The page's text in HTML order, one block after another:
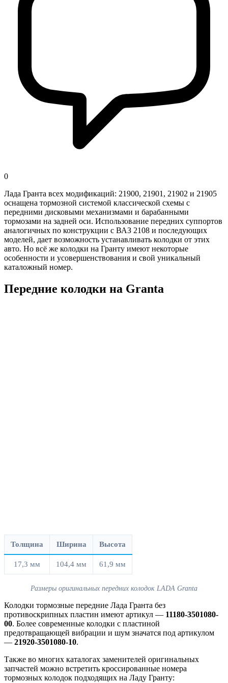
0
Лада Гранта всех модификаций: 21900, 21901, 21902 и 21905
оснащена тормозной системой классической схемы с
передними дисковыми механизмами и барабанными
тормозами на задней оси. Использование передних суппортов
аналогичных по конструкции с ВАЗ 2108 и последующих
моделей, дает возможность устанавливать колодки от этих
авто. Но всё же колодки на Гранту имеют некоторые
особенности и усовершенствования и свой уникальный
каталожный номер.
Передние колодки на Granta
Толщина Ширина Высота
17,3 мм 104,4 мм 61,9 мм
Размеры оригинальных передних колодок LADA Granta
Колодки тормозные передние Лада Гранта без
противоскрипных пластин имеют артикул — 11180-3501080-
00. Более современные колодки с пластиной
предотвращающей вибрации и шум значатся под артикулом
— 21920-3501080-10.
Также во многих каталогах заменителей оригинальных
запчастей можно встретить кроссированные номера
тормозных колодок подходящих на Ладу Гранту: